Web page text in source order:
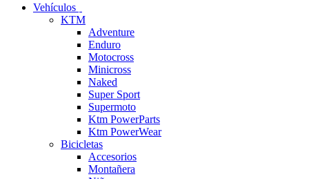
Vehículos
KTM
Adventure
Enduro
Motocross
Minicross
Naked
Super Sport
Supermoto
Ktm PowerParts
Ktm PowerWear
Bicicletas
Accesorios
Montañera